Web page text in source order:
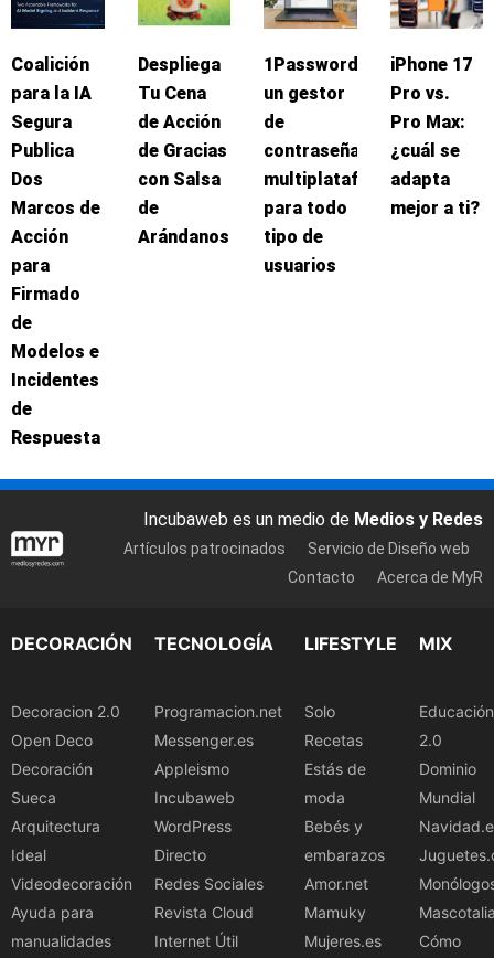
Coalición
para la IA
Segura
Publica
Dos
Marcos de
Acción
para
Firmado
de
Modelos e
Incidentes
de
Respuesta
Despliega
Tu Cena
de Acción
de Gracias
con Salsa
de
Arándanos
1Password:
un gestor
de
contraseñas
multiplataforma
para todo
tipo de
usuarios
iPhone 17
Pro vs.
Pro Max:
¿cuál se
adapta
mejor a ti?
Incubaweb es un medio de Medios y Redes
Artículos patrocinados
Servicio de Diseño web
Contacto
Acerca de MyR
DECORACIÓN
Decoracion 2.0
Open Deco
Decoración
Sueca
Arquitectura
Ideal
Videodecoración
Ayuda para
manualidades
TECNOLOGÍA
Programacion.net
Messenger.es
Appleismo
Incubaweb
WordPress
Directo
Redes Sociales
Revista Cloud
Internet Útil
LIFESTYLE
Solo
Recetas
Estás de
moda
Bebés y
embarazos
Amor.net
Mamuky
Mujeres.es
MIX
Educación
2.0
Dominio
Mundial
Cómo